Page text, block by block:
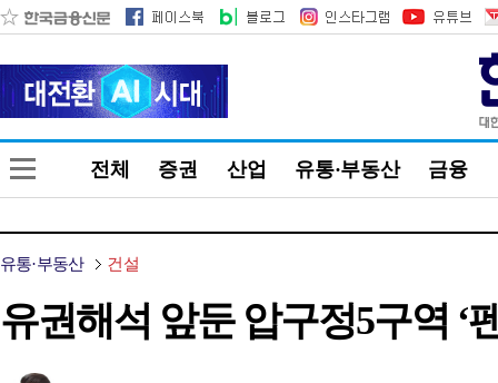
전체 증권 산업 유통·부동산 금융
유통·부동산 건설
유권해석 앞둔 압구정5구역